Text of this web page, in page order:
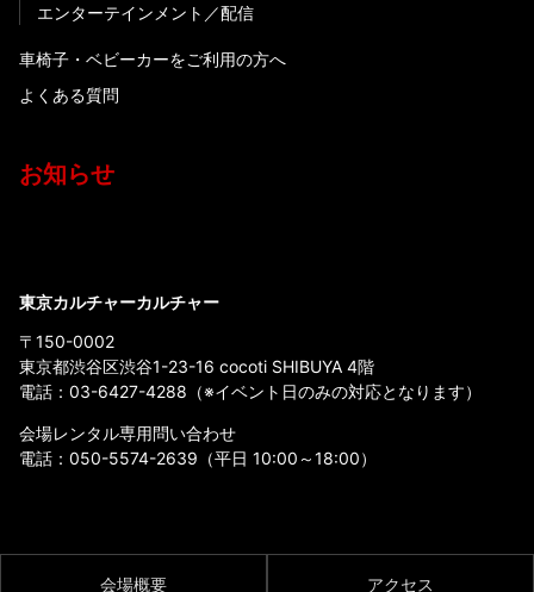
エンターテインメント
配信
車椅子・ベビーカーをご利用の方へ
よくある質問
お知らせ
東京カルチャーカルチャー
〒150-0002
東京都渋谷区渋谷1-23-16 cocoti SHIBUYA 4階
電話： 03-6427-4288 （※イベント日のみの対応となります）
会場レンタル専用問い合わせ
電話： 050-5574-2639 （平日 10:00～18:00）
会場概要 アクセス